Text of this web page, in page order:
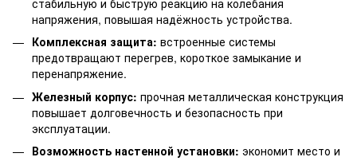
напряжения, повышая надёжность устройства.
Комплексная защита: встроенные системы
предотвращают перегрев, короткое замыкание и
перенапряжение.
Железный корпус: прочная металлическая конструкция
повышает долговечность и безопасность при
эксплуатации.
Возможность настенной установки: экономит место и